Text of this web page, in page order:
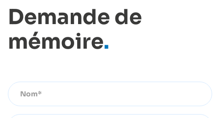
Demande de
mémoire.